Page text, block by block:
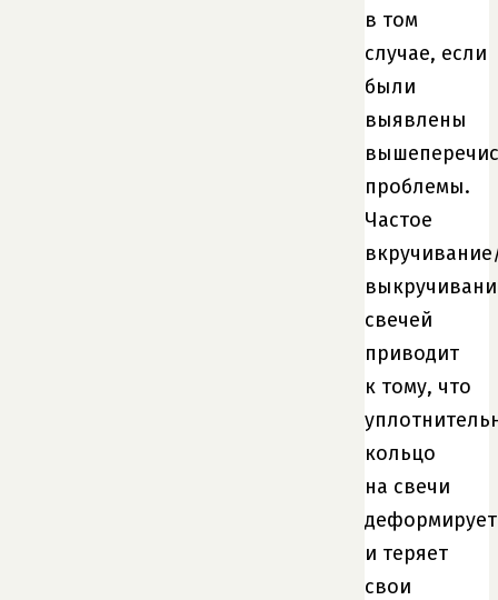
в том
случае, если
были
выявлены
проблемы.
Частое
свечей
приводит
к тому, что
кольцо
на свечи
и теряет
свои